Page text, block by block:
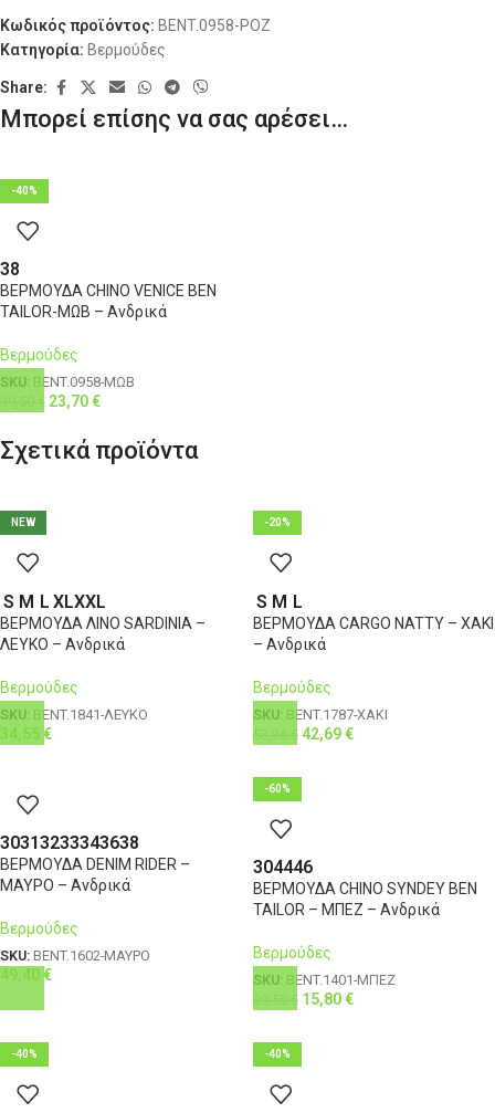
Κωδικός προϊόντος: BENT.0958-ΡΟΖ
Κατηγορία: Βερμούδες
Share:
Μπορεί επίσης να σας αρέσει…
-40%
38
ΒΕΡΜΟΥΔΑ CHINO VENICE BEN
TAILOR-ΜΩΒ – Ανδρικά
Βερμούδες
SKU: BENT.0958-ΜΩΒ
€ 23,70€
Σχετικά προϊόντα
NEW
S M L XLXXL
ΒΕΡΜΟΥΔΑ ΛΙΝΟ SARDINIA –
ΛΕΥΚΟ – Ανδρικά
Βερμούδες
SKU: BENT.1841-ΛΕΥΚΟ
34,55 €
-20%
S M L
ΒΕΡΜΟΥΔΑ CARGO NATTY – ΧΑΚΙ
– Ανδρικά
Βερμούδες
SKU: BENT.1787-ΧΑΚΙ
€ 42,69€
30313233343638
ΒΕΡΜΟΥΔΑ DENIM RIDER –
ΜΑΥΡΟ – Ανδρικά
Βερμούδες
SKU: BENT.1602-ΜΑΥΡΟ
49,40 €
-60%
304446
ΒΕΡΜΟΥΔΑ CHINO SYNDEY BEN
TAILOR – ΜΠΕΖ – Ανδρικά
Βερμούδες
SKU: BENT.1401-ΜΠΕΖ
€ 15,80€
-40% -40%